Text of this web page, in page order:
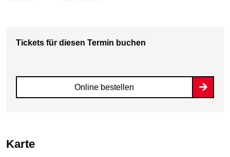
Tickets für diesen Termin buchen
Online bestellen
Karte